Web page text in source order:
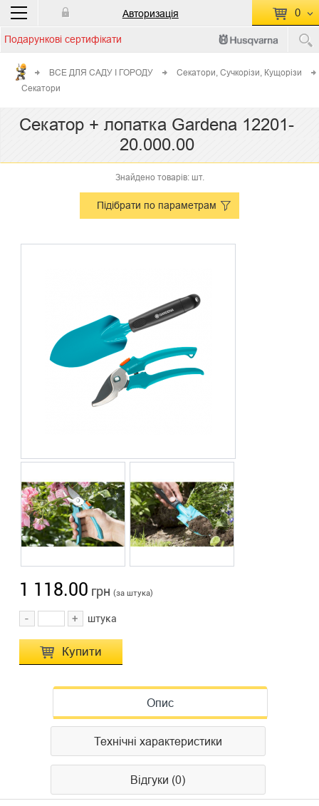
Авторизація 0
КОШИК ПУСТИЙ
Подарункові сертифікати
ВСЕ ДЛЯ САДУ І ГОРОДУ
Секатори, Сучкорізи, Кущорізи
Секатори
Секатор + лопатка Gardena 12201-
20.000.00
Знайдено товарів: шт.
Підібрати по параметрам
1 118.00 грн (за штука)
- + штука
Купити
Опис
Технічні характеристики
Відгуки (0)